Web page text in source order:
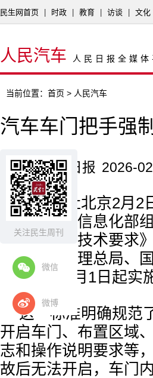
关注民生周刊
微信
微博
民生网首页 时政 教育 访谈 文化
人民汽车 人民日报全媒体
当前位置： 首页 > 人民汽车
汽车车门把手强
来源：人民日报 2026-
据新华社北京2月2
悉：工业和信息化部
门把手安全技术要求
市场监督管理总局、
于2027年1月1日起实
这一标准明确规范
开启车门、布置区域
志和操作说明要求等
故后无法开启，车门